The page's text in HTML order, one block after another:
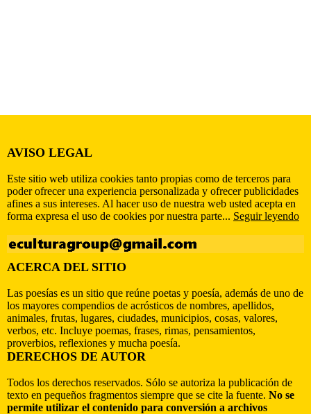
AVISO LEGAL
Este sitio web utiliza cookies tanto propias como de terceros para
poder ofrecer una experiencia personalizada y ofrecer publicidades
afines a sus intereses. Al hacer uso de nuestra web usted acepta en
forma expresa el uso de cookies por nuestra parte... Seguir leyendo
ACERCA DEL SITIO
Las poesías es un sitio que reúne poetas y poesía, además de uno de
los mayores compendios de acrósticos de nombres, apellidos,
animales, frutas, lugares, ciudades, municipios, cosas, valores,
verbos, etc. Incluye poemas, frases, rimas, pensamientos,
proverbios, reflexiones y mucha poesía.
DERECHOS DE AUTOR
Todos los derechos reservados. Sólo se autoriza la publicación de
texto en pequeños fragmentos siempre que se cite la fuente. No se
permite utilizar el contenido para conversión a archivos